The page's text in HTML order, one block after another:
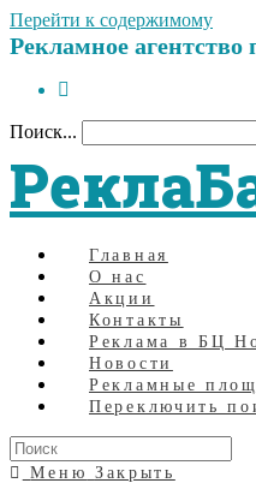
Перейти к содержимому
Рекламное агентство
Поиск...
Главная
О нас
Акции
Контакты
Реклама в БЦ
Новости
Рекламные
Переключить
Меню Закрыть